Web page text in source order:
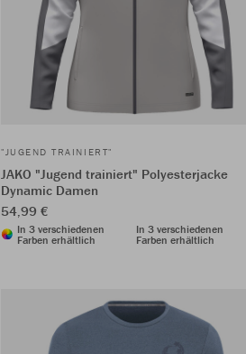
"JUGEND TRAINIERT"
JAKO "Jugend trainiert" Polyesterjacke
Dynamic Damen
54,99 €
In 3 verschiedenen
Farben erhältlich
In 3 verschiedenen
Farben erhältlich